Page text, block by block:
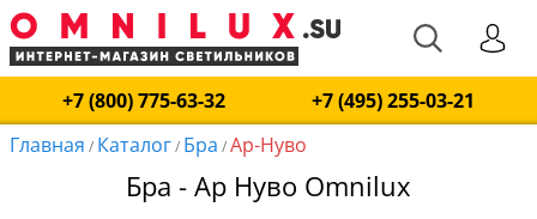
+7 (800) 775-63-32
+7 (495) 255-03-21
Главная / Каталог/ Бра /Ар-Нуво
Бра - Ар Нуво Omnilux